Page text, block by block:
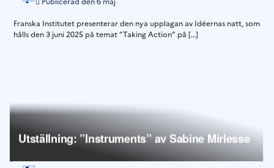
Franska Institutet presenterar den nya upplagan av Idéernas natt, som
hålls den 3 juni 2025 på temat ”Taking Action” på […]
Utställning: ”Instruments” av Sabine Mirlesse